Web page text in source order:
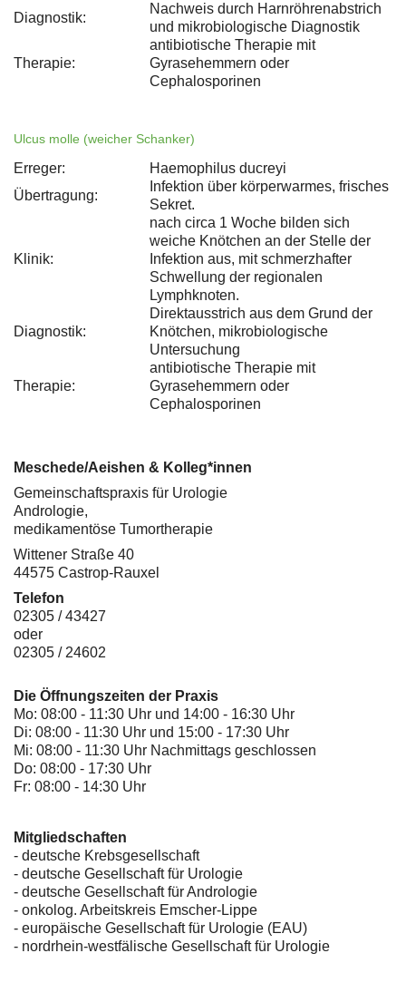
Diagnostik:
Nachweis durch Harnröhrenabstrich
und mikrobiologische Diagnostik
Therapie:
antibiotische Therapie mit
Gyrasehemmern oder
Cephalosporinen
Ulcus molle (weicher Schanker)
Erreger:
Haemophilus ducreyi
Übertragung:
Infektion über körperwarmes, frisches
Sekret.
Klinik:
nach circa 1 Woche bilden sich
weiche Knötchen an der Stelle der
Infektion aus, mit schmerzhafter
Schwellung der regionalen
Lymphknoten.
Diagnostik:
Direktausstrich aus dem Grund der
Knötchen, mikrobiologische
Untersuchung
Therapie:
antibiotische Therapie mit
Gyrasehemmern oder
Cephalosporinen
Meschede/Aeishen & Kolleg*innen
Gemeinschaftspraxis für Urologie
Andrologie,
medikamentöse Tumortherapie
Wittener Straße 40
44575 Castrop-Rauxel
Telefon
02305 / 43427
oder
02305 / 24602
Die Öffnungszeiten der Praxis
Mo: 08:00 - 11:30 Uhr und 14:00 - 16:30 Uhr
Di: 08:00 - 11:30 Uhr und 15:00 - 17:30 Uhr
Mi: 08:00 - 11:30 Uhr Nachmittags geschlossen
Do: 08:00 - 17:30 Uhr
Fr: 08:00 - 14:30 Uhr
Mitgliedschaften
- deutsche Krebsgesellschaft
- deutsche Gesellschaft für Urologie
- deutsche Gesellschaft für Andrologie
- onkolog. Arbeitskreis Emscher-Lippe
- europäische Gesellschaft für Urologie (EAU)
- nordrhein-westfälische Gesellschaft für Urologie